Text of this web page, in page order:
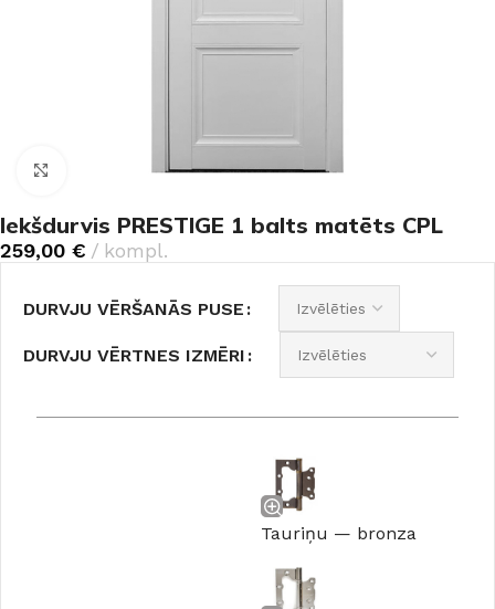
Noklikšķiniet, lai palielinātu
Iekšdurvis PRESTIGE 1 balts matēts CPL
259,00 € kompl.
DURVJU VĒRŠANĀS PUSE
DURVJU VĒRTNES IZMĒRI
Tauriņu — bronza